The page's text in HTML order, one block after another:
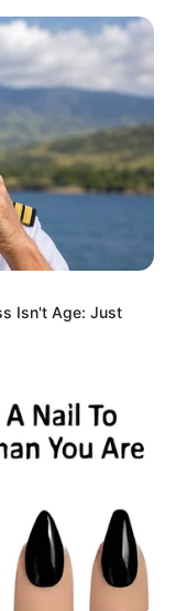
| live
ENTERTAINMENT
ലുക്ക്
Isn't Age: Just